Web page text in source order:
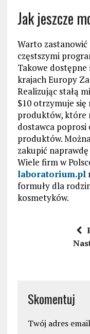
Jak jeszcze
Warto zastanowić
częstszymi
Takowe
krajach Europy
Realizując stałą
$10 otrzymuje
produktów, które
dostawca poprosi
produktów.
zakupić
Wiele firm w
laboratorium.pl
formuły dla
kosmetyków.
Skomentuj
Twój adres